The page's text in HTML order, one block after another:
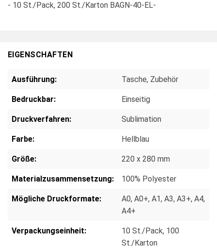
- 10 St./Pack, 200 St./Karton BAGN-40-EL-
EIGENSCHAFTEN
Ausführung: Tasche, Zubehör
Bedruckbar: Einseitig
Druckverfahren: Sublimation
Farbe: Hellblau
Größe: 220 x 280 mm
Materialzusammensetzung: 100% Polyester
Mögliche Druckformate: A0, A0+, A1, A3, A3+, A4,
A4+
Verpackungseinheit: 10 St./Pack, 100
St./Karton